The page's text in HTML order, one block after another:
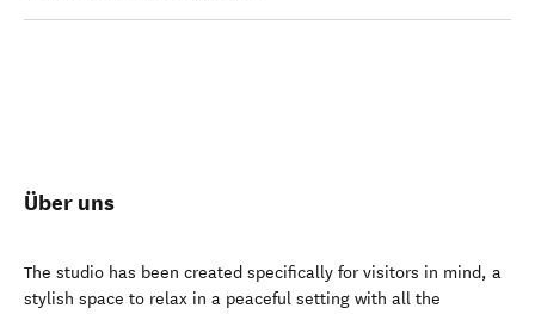
Über uns
The studio has been created specifically for visitors in mind, a
stylish space to relax in a peaceful setting with all the